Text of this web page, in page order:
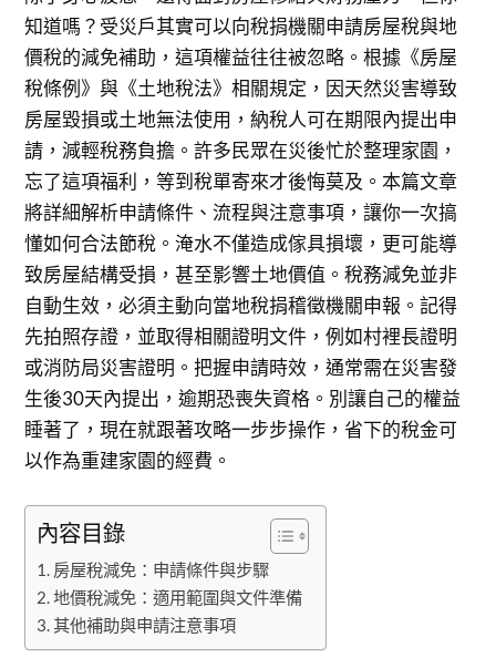
知道嗎？受災戶其實可以向稅捐機關申請房屋稅與地
價稅的減免補助，這項權益往往被忽略。根據《房屋
稅條例》與《土地稅法》相關規定，因天然災害導致
房屋毀損或土地無法使用，納稅人可在期限內提出申
請，減輕稅務負擔。許多民眾在災後忙於整理家園，
忘了這項福利，等到稅單寄來才後悔莫及。本篇文章
將詳細解析申請條件、流程與注意事項，讓你一次搞
懂如何合法節稅。淹水不僅造成傢具損壞，更可能導
致房屋結構受損，甚至影響土地價值。稅務減免並非
自動生效，必須主動向當地稅捐稽徵機關申報。記得
先拍照存證，並取得相關證明文件，例如村裡長證明
或消防局災害證明。把握申請時效，通常需在災害發
生後30天內提出，逾期恐喪失資格。別讓自己的權益
睡著了，現在就跟著攻略一步步操作，省下的稅金可
以作為重建家園的經費。
內容目錄
房屋稅減免：申請條件與步驟
地價稅減免：適用範圍與文件準備
其他補助與申請注意事項